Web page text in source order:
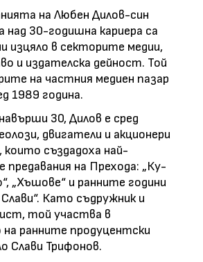
на Любен Дилов-син
над 30-годишна кариера са
изцяло в секторите медии,
и издателска дейност. Той
на частния медиен пазар
1989 година.
30, Дилов е сред
двигатели и акционери
които създадоха най-
предавания на Прехода: „Ку-
„Хъшове“ и ранните години
Като съдружник и
той участва в
на ранните продуцентски
Слави Трифонов.